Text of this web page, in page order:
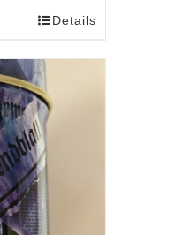
Details